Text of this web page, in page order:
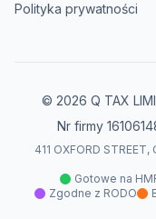
Polityka prywatności
© 2026 Q TAX
Nr firmy
411 OXFORD STREET,
Gotowe na
Zgodne z RODO